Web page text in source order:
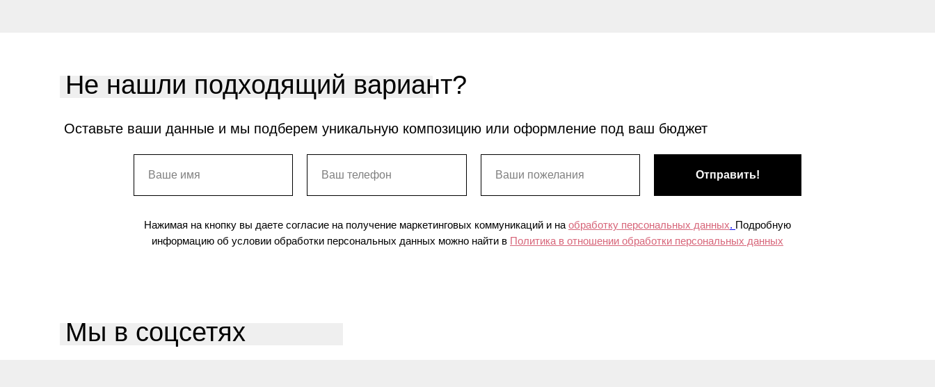
Не нашли подходящий вариант?
Оставьте ваши данные и мы подберем уникальную композицию или оформление под ваш бюджет
Отправить!
Нажимая на кнопку вы даете согласие на получение маркетинговых коммуникаций и на обработку персональных данных. Подробную
информацию об условии обработки персональных данных можно найти в Политика в отношении обработки персональных данных
Мы в соцсетях